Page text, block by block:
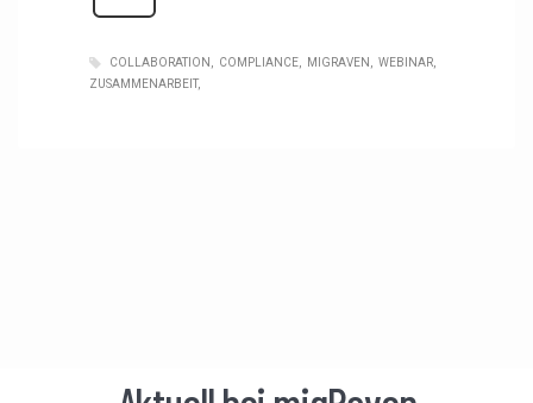
COLLABORATION COMPLIANCE MIGRAVEN
WEBINAR
ZUSAMMENARBEIT